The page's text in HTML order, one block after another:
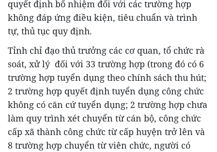
quyết định bổ nhiệm đối với các trường hợp
không đáp ứng điều kiện, tiêu chuẩn và trình
tự, thủ tục quy định.
Tỉnh chỉ đạo thủ trưởng các cơ quan, tổ chức rà
soát, xử lý đối với 33 trường hợp (trong đó có 6
trường hợp tuyển dụng theo chính sách thu hút;
2 trường hợp quyết định tuyển dụng công chức
không có căn cứ tuyển dụng; 2 trường hợp chưa
làm quy trình xét chuyển từ cán bộ, công chức
cấp xã thành công chức từ cấp huyện trở lên và
8 trường hợp chuyển từ viên chức, người có